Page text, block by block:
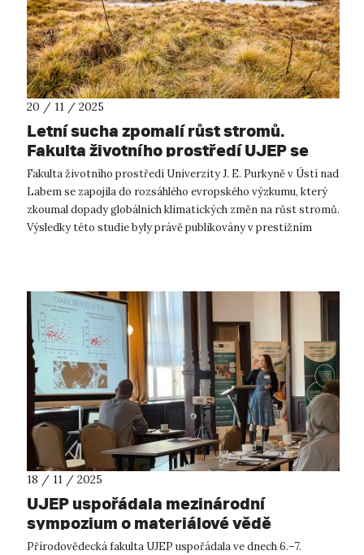
20 / 11 / 2025
Letní sucha zpomalí růst stromů.
Fakulta životního prostředí UJEP se
podílela na výzkumu v publikovaném v
prestižním časopise.
Fakulta životního prostředí Univerzity J. E. Purkyně v Ústí nad
Labem se zapojila do rozsáhlého evropského výzkumu, který
zkoumal dopady globálních klimatických změn na růst stromů.
Výsledky této studie byly právě publikovány v prestižním
18 / 11 / 2025
UJEP uspořádala mezinárodní
sympozium o materiálové vědě
Přírodovědecká fakulta UJEP uspořádala ve dnech 6.–7.